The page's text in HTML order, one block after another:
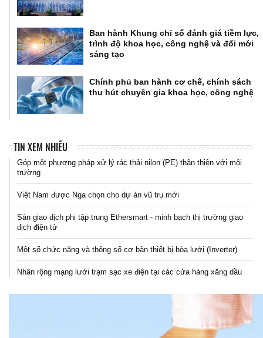
Ban hành Khung chỉ số đánh giá tiềm lực,
trình độ khoa học, công nghệ và đổi mới
sáng tạo
Chính phủ ban hành cơ chế, chính sách
thu hút chuyên gia khoa học, công nghệ
TIN XEM NHIỀU
Góp một phương pháp xử lý rác thải nilon (PE) thân thiện với môi
trường
Việt Nam được Nga chọn cho dự án vũ trụ mới
Sàn giao dịch phi tập trung Ethersmart - minh bạch thị trường giao
dịch điện tử
Một số chức năng và thông số cơ bản thiết bị hòa lưới (Inverter)
Nhân rộng mạng lưới trạm sạc xe điện tại các cửa hàng xăng dầu